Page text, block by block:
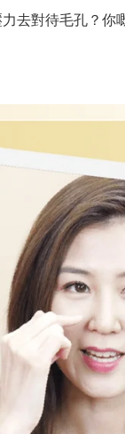
去對待毛孔？